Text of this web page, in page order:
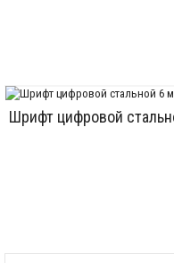
Шрифт цифровой